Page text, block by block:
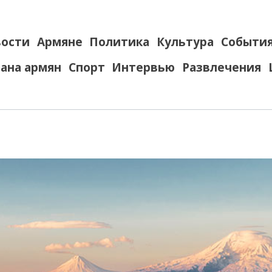
Армяне Политика Культура
армян Спорт Интервью Развлечения